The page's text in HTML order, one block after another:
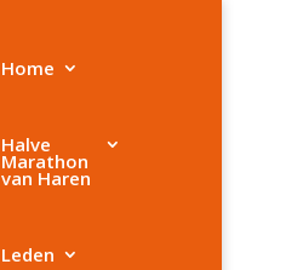
Home
Halve
Marathon
van Haren
Leden